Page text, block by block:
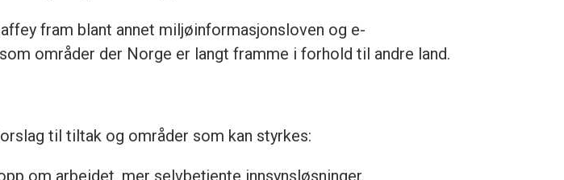
fram blant annet miljøinformasjonsloven og e-
områder der Norge er langt framme i forhold til andre land.
til tiltak og områder som kan styrkes: